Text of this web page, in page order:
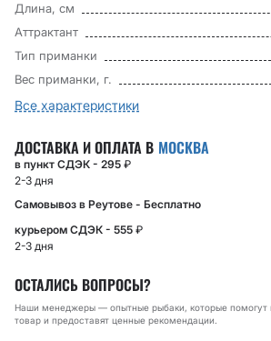
Длина, см
Аттрактант
Тип приманки
Вес приманки, г.
Все характеристики
ДОСТАВКА И ОПЛАТА В МОСКВА
в пункт СДЭК - 295 ₽
2-3 дня
Самовывоз в Реутове - Бесплатно
курьером СДЭК - 555 ₽
2-3 дня
ОСТАЛИСЬ ВОПРОСЫ?
Наши менеджеры — опытные рыбаки, которые помогут
товар и предоставят ценные рекомендации.